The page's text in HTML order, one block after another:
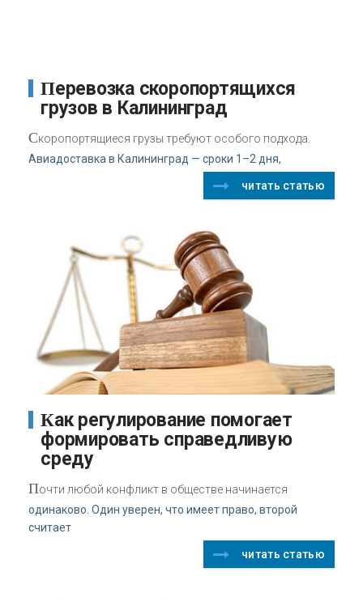
Перевозка скоропортящихся
грузов в Калининград
Скоропортящиеся грузы требуют особого подхода.
Авиадоставка в Калининград — сроки 1–2 дня,
читать статью
Как регулирование помогает
формировать справедливую
среду
Почти любой конфликт в обществе начинается
одинаково. Один уверен, что имеет право, второй
считает
читать статью